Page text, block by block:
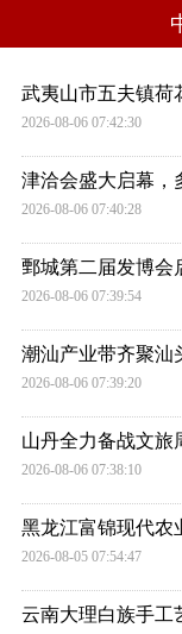
武夷山市五夫镇荷
2026-08-06 07:42:30
津洽会盛大启幕，
2026-08-06 07:40:28
鄄城第二届发博会
2026-08-06 07:39:54
潮汕产业带齐聚汕
2026-08-06 07:39:20
山丹全力备战文旅
2026-08-06 07:38:10
黑龙江富锦现代农
2026-08-05 07:54:47
云南大理白族手工